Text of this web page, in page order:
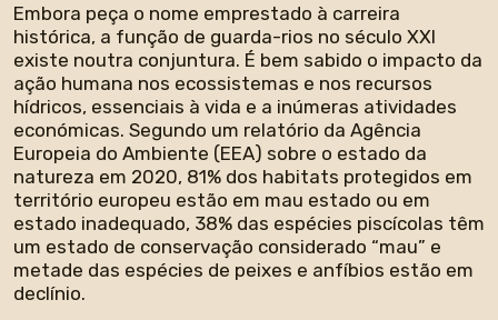
Embora peça o nome emprestado à carreira
histórica, a função de guarda-rios no século XXI
existe noutra conjuntura. É bem sabido o impacto da
ação humana nos ecossistemas e nos recursos
hídricos, essenciais à vida e a inúmeras atividades
económicas. Segundo um relatório da Agência
Europeia do Ambiente (EEA) sobre o estado da
natureza em 2020, 81% dos habitats protegidos em
território europeu estão em mau estado ou em
estado inadequado, 38% das espécies piscícolas têm
um estado de conservação considerado “mau” e
metade das espécies de peixes e anfíbios estão em
declínio.